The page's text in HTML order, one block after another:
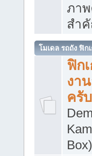
ภา
สำ
โมเดล รถถัง ฟิก
ฟิก
งา
ครับ
Box)